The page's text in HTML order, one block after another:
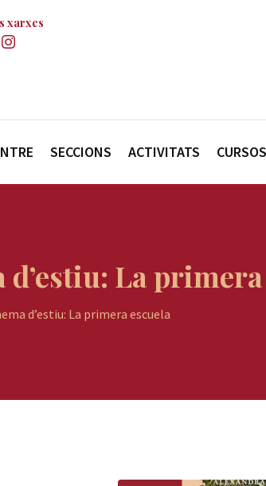
xarxes
SECCIONS ACTIVITATS CURSOS
d’estiu: La
d’estiu: La primera escuela